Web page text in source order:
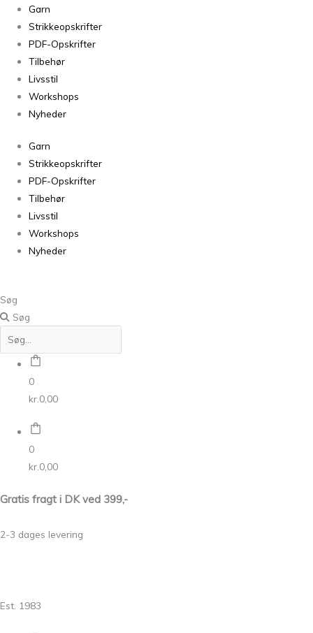
Garn
Strikkeopskrifter
PDF-Opskrifter
Tilbehør
Livsstil
Workshops
Nyheder
Garn
Strikkeopskrifter
PDF-Opskrifter
Tilbehør
Livsstil
Workshops
Nyheder
Søg
Søg
0
kr. 0,00
0
kr. 0,00
Gratis fragt i DK ved 399,-
2-3 dages levering
Est. 1983
Kameluld
Turkis
antal